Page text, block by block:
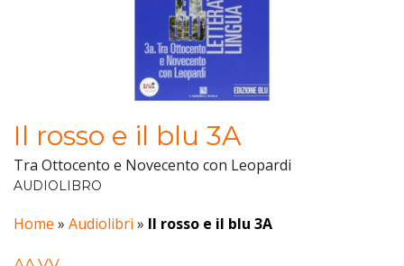
Il rosso e il blu 3A
Tra Ottocento e Novecento con Leopardi
AUDIOLIBRO
Home » Audiolibri » Il rosso e il blu 3A